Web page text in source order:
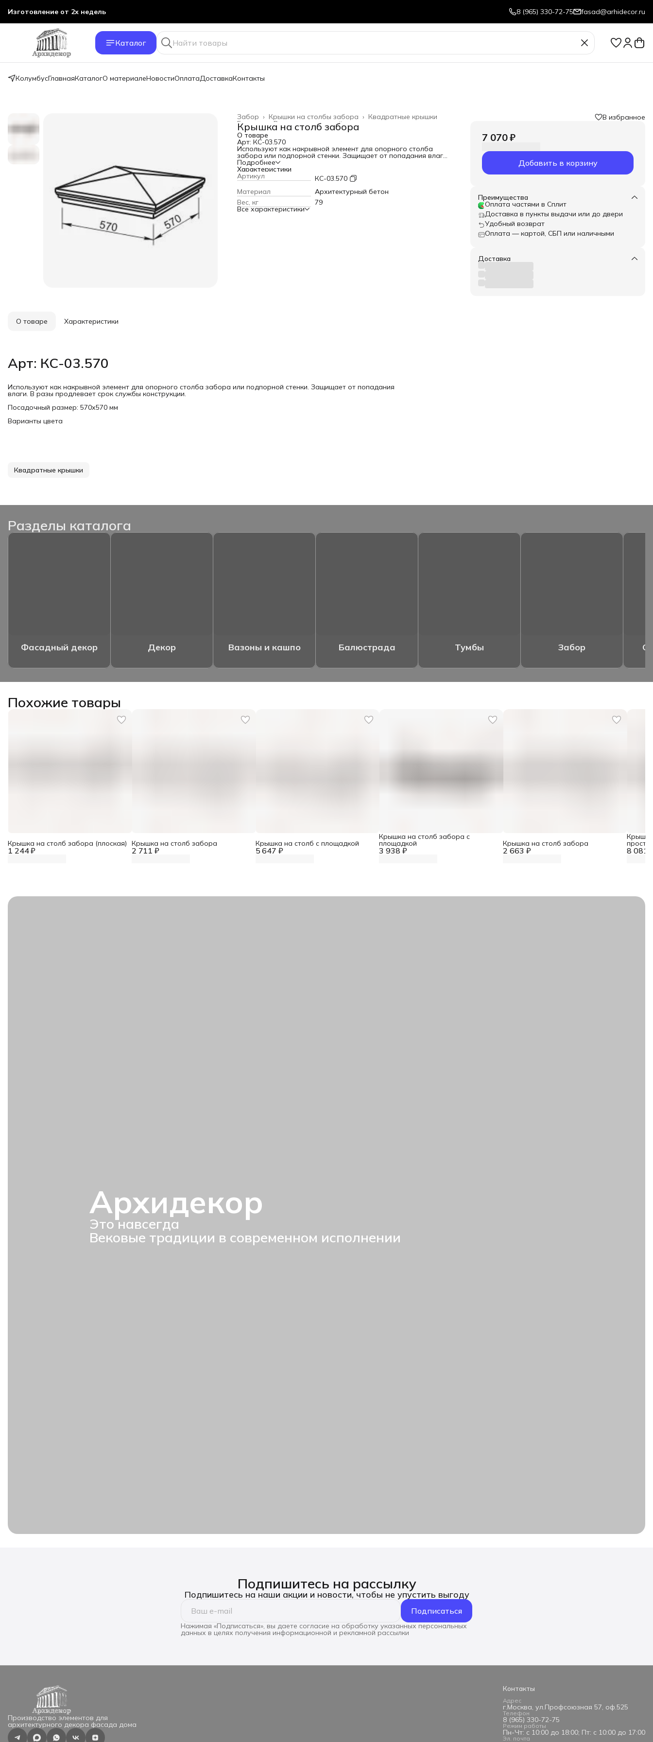
Изготовление от 2х недель 8 (965) 330-72-75 fasad@arhidecor.ru
Каталог
КолумбусГлавнаяКаталогО материалеНовостиОплатаДоставкаКонтакты
Квадратные крышки
Крышки на столбы забора ›
Забор ›
Весь архитектурный декор
Главная ›
Крышка на столб забора
О товаре
Арт: КС-03.570
Используют как накрывной элемент для опорного столба
забора или подпорной стенки. Защищает от попадания влаги.
В разы продлевает срок службы конструкции.
Посадочный размер: 570х570 мм
Варианты цвета
Подробнее
Характеристики
Артикул
КС-03.570
Материал
Архитектурный бетон
Вес, кг
79
Все характеристики
В избранное
7 070 ₽
Добавить в корзину
Преимущества
Оплата частями в Сплит
Доставка в пункты выдачи или до двери
Удобный возврат
Оплата — картой, СБП или наличными
Доставка
О товаре Характеристики
Арт: КС-03.570
Используют как накрывной элемент для опорного столба забора или подпорной стенки. Защищает от попадания
влаги. В разы продлевает срок службы конструкции.
Посадочный размер: 570х570 мм
Варианты цвета
Квадратные крышки
Разделы каталога
Фасадный декор Декор Вазоны и кашпо Балюстрада Тумбы Забор
Похожие товары
1 244 ₽
Крышка на столб забора (плоская)
2 711 ₽
Крышка на столб забора
5 647 ₽
Крышка на столб с площадкой
3 938 ₽
Крышка на столб забора с
площадкой
2 663 ₽
Крышка на столб забора
8 081
Архидекор
Это навсегда
Вековые традиции в современном исполнении
Подпишитесь на рассылку
Подпишитесь на наши акции и новости, чтобы не упустить выгоду
Подписаться
Нажимая «Подписаться», вы даете согласие на обработку указанных персональных
данных в целях получения информационной и рекламной рассылки
Производство элементов для
архитектурного декора фасада дома
Контакты
Адрес
г.Москва, ул.Профсоюзная 57, оф.525
Телефон
8 (965) 330-72-75
Режим работы
Пн-Чт: с 10:00 до 18:00; Пт: с 10:00 до 17:00
Эл. почта